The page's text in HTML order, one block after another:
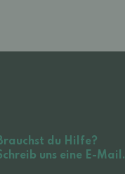
du Hilfe?
uns eine E-Mail.